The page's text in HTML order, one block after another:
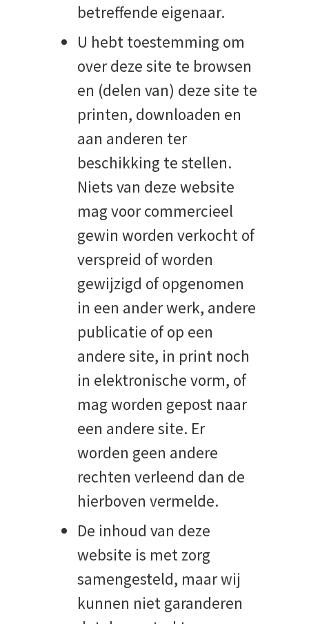
betreffende eigenaar.
U hebt toestemming om
over deze site te browsen
en (delen van) deze site te
printen, downloaden en
aan anderen ter
beschikking te stellen.
Niets van deze website
mag voor commercieel
gewin worden verkocht of
verspreid of worden
gewijzigd of opgenomen
in een ander werk, andere
publicatie of op een
andere site, in print noch
in elektronische vorm, of
mag worden gepost naar
een andere site. Er
worden geen andere
rechten verleend dan de
hierboven vermelde.
De inhoud van deze
website is met zorg
samengesteld, maar wij
kunnen niet garanderen